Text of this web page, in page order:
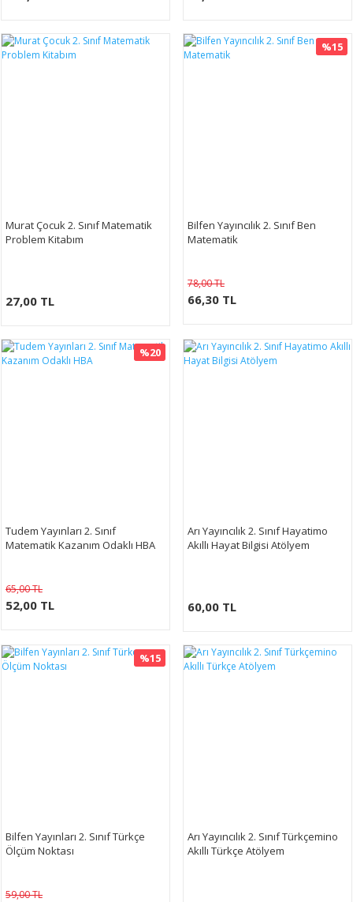
Murat Çocuk 2. Sınıf Matematik
Problem Kitabım
27,00 TL
%15
Bilfen Yayıncılık 2. Sınıf Ben
Matematik
78,00 TL
66,30 TL
%20
Tudem Yayınları 2. Sınıf
Matematik Kazanım Odaklı HBA
65,00 TL
52,00 TL
Arı Yayıncılık 2. Sınıf Hayatimo
Akıllı Hayat Bilgisi Atölyem
60,00 TL
%15
Bilfen Yayınları 2. Sınıf Türkçe
Ölçüm Noktası
59,00 TL
Arı Yayıncılık 2. Sınıf Türkçemino
Akıllı Türkçe Atölyem